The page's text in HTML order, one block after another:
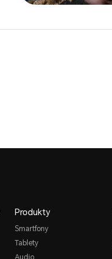
Produkty
Smartfony
Tablety
Audio